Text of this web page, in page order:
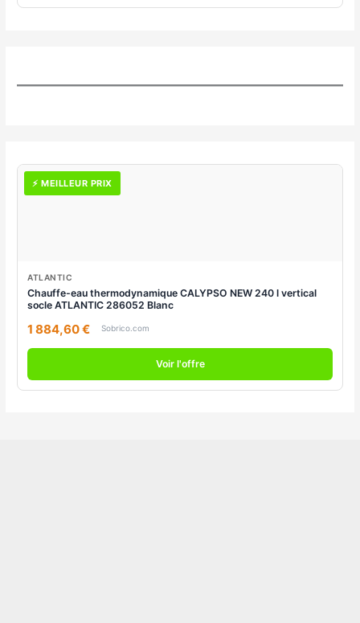
⚡ MEILLEUR PRIX
ATLANTIC
Chauffe-eau thermodynamique CALYPSO NEW 240 l vertical
socle ATLANTIC 286052 Blanc
1 884,60 € Sobrico.com
Voir l'offre